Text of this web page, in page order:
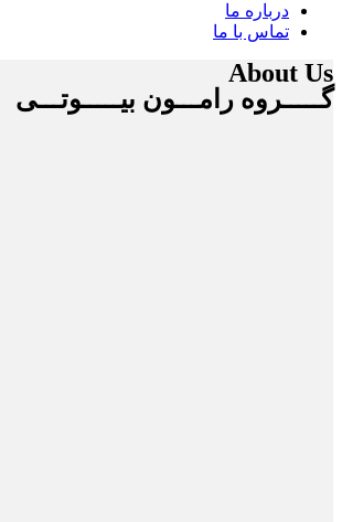
درباره ما
تماس با ما
About Us
گـــــروه رامـــون بیـــــوتـــی